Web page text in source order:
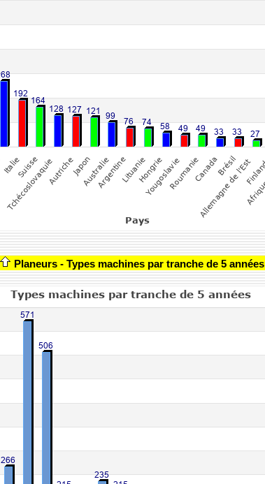
Planeurs - Types machines par tranche de 5 années